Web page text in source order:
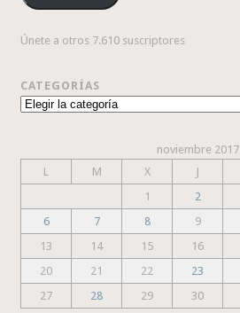
Únete a otros 7.610 suscriptores
CATEGORÍAS
Categorías
noviembre 2017
L
M X J
1
2
6
7 8 9
13
14 15 16
20
21 22 23
27
28 29 30